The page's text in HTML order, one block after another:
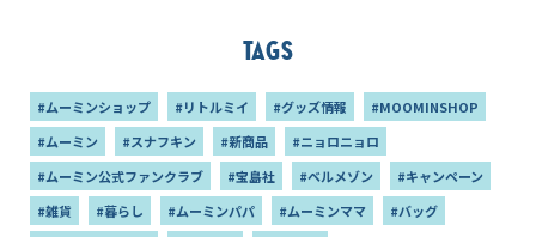
Tags
#ムーミンショップ #リトルミイ #グッズ情報
#MOOMINSHOP
#ムーミン
#スナフキン #新商品
#ニョロニョロ
#ムーミン公式ファンクラブ
#宝島社 #ベルメゾン
#キャンペーン
#雑貨
#暮らし #ムーミンパパ #ムーミンママ
#バッグ